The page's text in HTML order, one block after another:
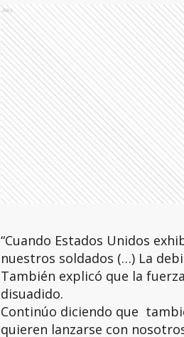
Ads
“Cuando Estados Unidos
nuestros soldados (…) La
También explicó que la
disuadido.
Continúo diciendo que
quieren lanzarse con